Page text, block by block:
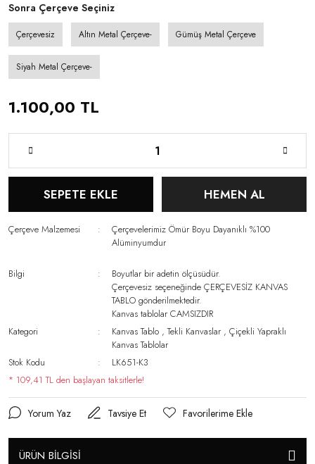
Sonra Çerçeve Seçiniz
Çerçevesiz Altın Metal Çerçeve- Gümüş Metal Çerçeve
Siyah Metal Çerçeve-
1.100,00 TL
SEPETE EKLE HEMEN AL
Çerçeve Malzemesi
Çerçevelerimiz Ömür Boyu Dayanıklı %100
Alüminyumdur
Bilgi
Boyutlar bir adetin ölçüsüdür.
Çerçevesiz seçeneğinde ÇERÇEVESİZ KANVAS
TABLO gönderilmektedir.
Kanvas tablolar CAMSIZDIR
Kategori
Kanvas Tablo ,Tekli Kanvaslar ,Çiçekli Yapraklı
Kanvas Tablolar
Stok Kodu
LK651-K3
* 109,41 TL den başlayan taksitlerle!
Yorum Yaz Tavsiye Et
ÜRÜN BİLGİSİ